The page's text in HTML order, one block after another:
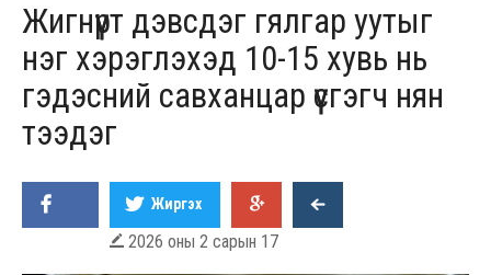
Жигнүүрт дэвсдэг гялгар уутыг
нэг хэрэглэхэд 10-15 хувь нь
гэдэсний савханцар үүсгэгч нян
тээдэг
Жиргэх
 2026 оны 2 сарын 17